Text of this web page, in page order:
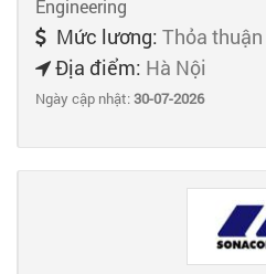
Engineering
Mức lương: Thỏa thuận
Địa điểm: Hà Nội
Ngày cập nhật:30-07-2026